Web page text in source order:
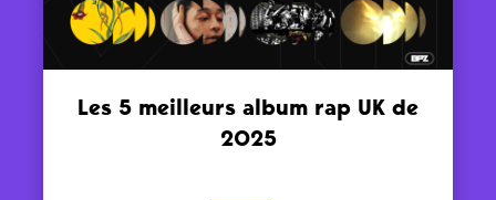
Les 5 meilleurs album rap UK de
2025